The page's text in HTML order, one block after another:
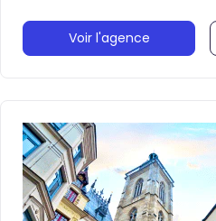
Voir l'agence